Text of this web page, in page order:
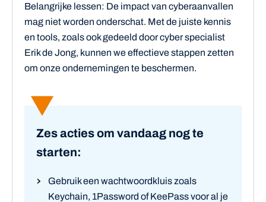
Belangrijke lessen: De impact van cyberaanvallen
mag niet worden onderschat. Met de juiste kennis
en tools, zoals ook gedeeld door cyber specialist
Erik de Jong, kunnen we effectieve stappen zetten
om onze ondernemingen te beschermen.
Zes acties om vandaag nog te
starten:
Gebruik een wachtwoordkluis zoals
Keychain, 1Password of KeePass voor al je